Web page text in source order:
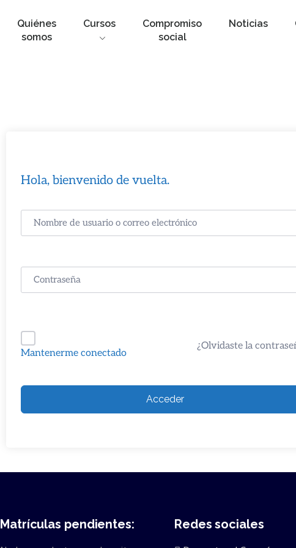
Quiénes
somos
Cursos
Compromiso
social
Noticias
Hola, bienvenido de vuelta.
Mantenerme conectado
¿Olvidaste la
Acceder
Matrículas pendientes: Redes sociales